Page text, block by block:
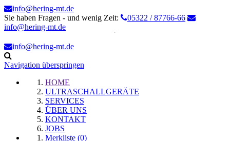
info@hering-mt.de
Sie haben Fragen - und wenig Zeit:
05322 / 87766-66
info@hering-mt.de
info@hering-mt.de
Navigation überspringen
HOME
ULTRASCHALLGERÄTE
SERVICES
ÜBER UNS
KONTAKT
JOBS
Merkliste (0)